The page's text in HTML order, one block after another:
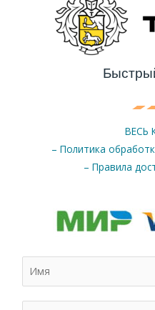
ВЕСЬ
– Политика
– Правила